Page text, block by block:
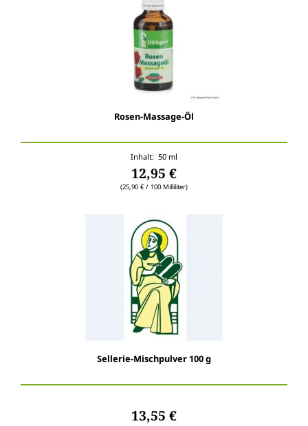
Rosen-Massage-Öl
Inhalt: 50 ml
12,95 €
(25,90 € / 100 Milliliter)
Sellerie-Mischpulver 100 g
13,55 €